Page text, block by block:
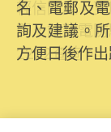
名、電郵及
詢及建議。
方便日後作出